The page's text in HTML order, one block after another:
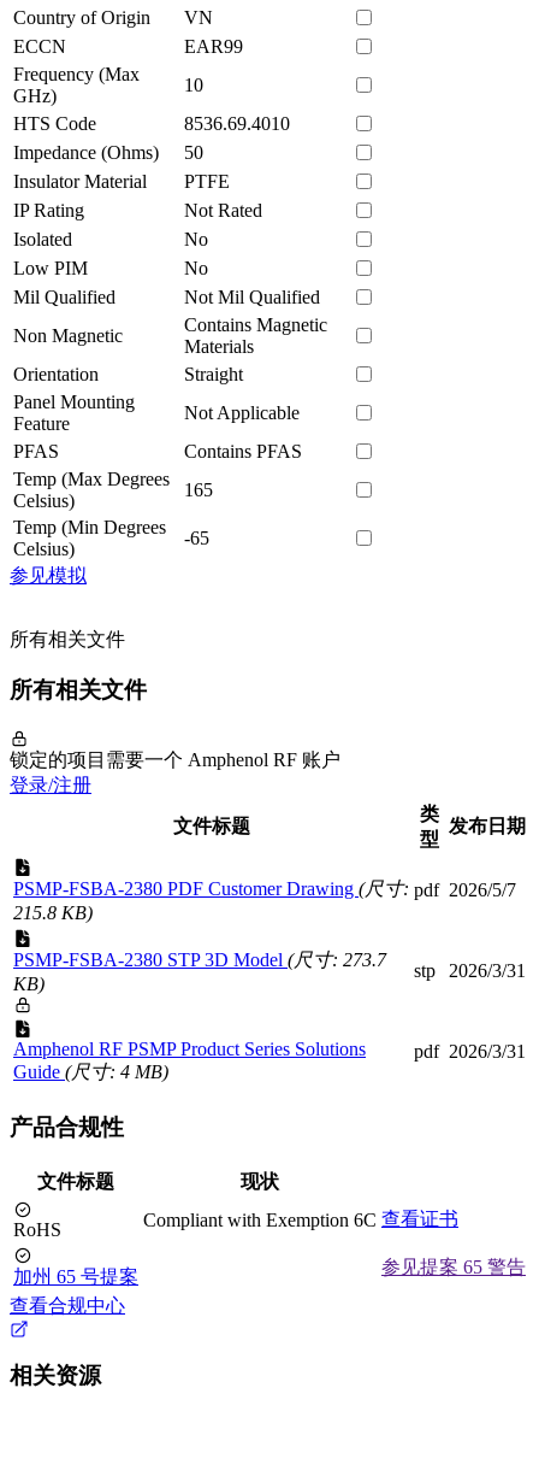
Country of Origin
VN
ECCN
EAR99
Frequency (Max
GHz)
10
HTS Code
8536.69.4010
Impedance (Ohms)
50
Insulator Material
PTFE
IP Rating
Not Rated
Isolated
No
Low PIM
No
Mil Qualified
Not Mil Qualified
Non Magnetic
Contains Magnetic
Materials
Orientation
Straight
Panel Mounting
Feature
Not Applicable
PFAS
Contains PFAS
Temp (Max Degrees
Celsius)
165
Temp (Min Degrees
Celsius)
-65
参见模拟
所有相关文件
所有相关文件
锁定的项目需要一个 Amphenol RF 账户
登录/注册
文件标题
类
型
发布日期
PSMP-FSBA-2380 PDF Customer Drawing (尺寸:
215.8 KB)
pdf 2026/5/7
PSMP-FSBA-2380 STP 3D Model (尺寸: 273.7
KB)
stp 2026/3/31
Amphenol RF PSMP Product Series Solutions
Guide (尺寸: 4 MB)
pdf 2026/3/31
产品合规性
文件标题 现状
RoHS Compliant with Exemption 6C 查看证书
加州 65 号提案
参见提案 65 警告
查看合规中心
相关资源